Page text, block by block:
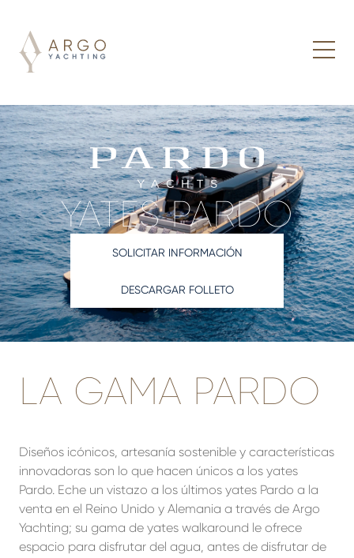
YATES PARDO
SOLICITAR INFORMACIÓN
DESCARGAR FOLLETO
LA GAMA PARDO
Diseños icónicos, artesanía sostenible y características
innovadoras son lo que hacen únicos a los yates
Pardo. Eche un vistazo a los últimos yates Pardo a la
venta en el Reino Unido y Alemania a través de Argo
Yachting; su gama de yates walkaround le ofrece
espacio para disfrutar del agua, antes de disfrutar de